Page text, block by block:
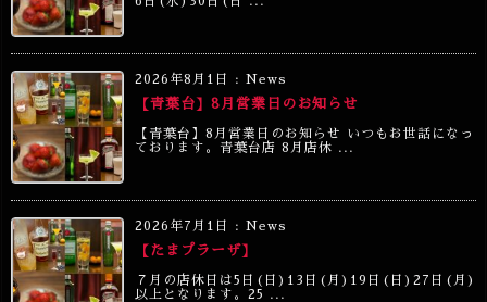
2026年8月1日 : News
【青葉台】8月営業日のお知らせ
【青葉台】8月営業日のお知らせ いつもお世話になっ
ております。青葉台店 8月店休 ...
2026年7月1日 : News
【たまプラーザ】
７月の店休日は5日(日)13日(月)19日(日)27日(月)
以上となります。25 ...